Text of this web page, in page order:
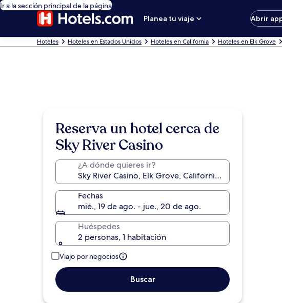
Ir a la sección principal de la página
Planea tu viaje
Abrir
Hoteles Hoteles en Estados Unidos Hoteles en California Hoteles en Elk Grove
Reserva un hotel cerca de
Sky River Casino
¿A dónde quieres ir?
Fechas
mié., 19 de ago. - jue., 20 de ago.
Huéspedes
2 personas, 1 habitación
Viajo por negocios
Buscar